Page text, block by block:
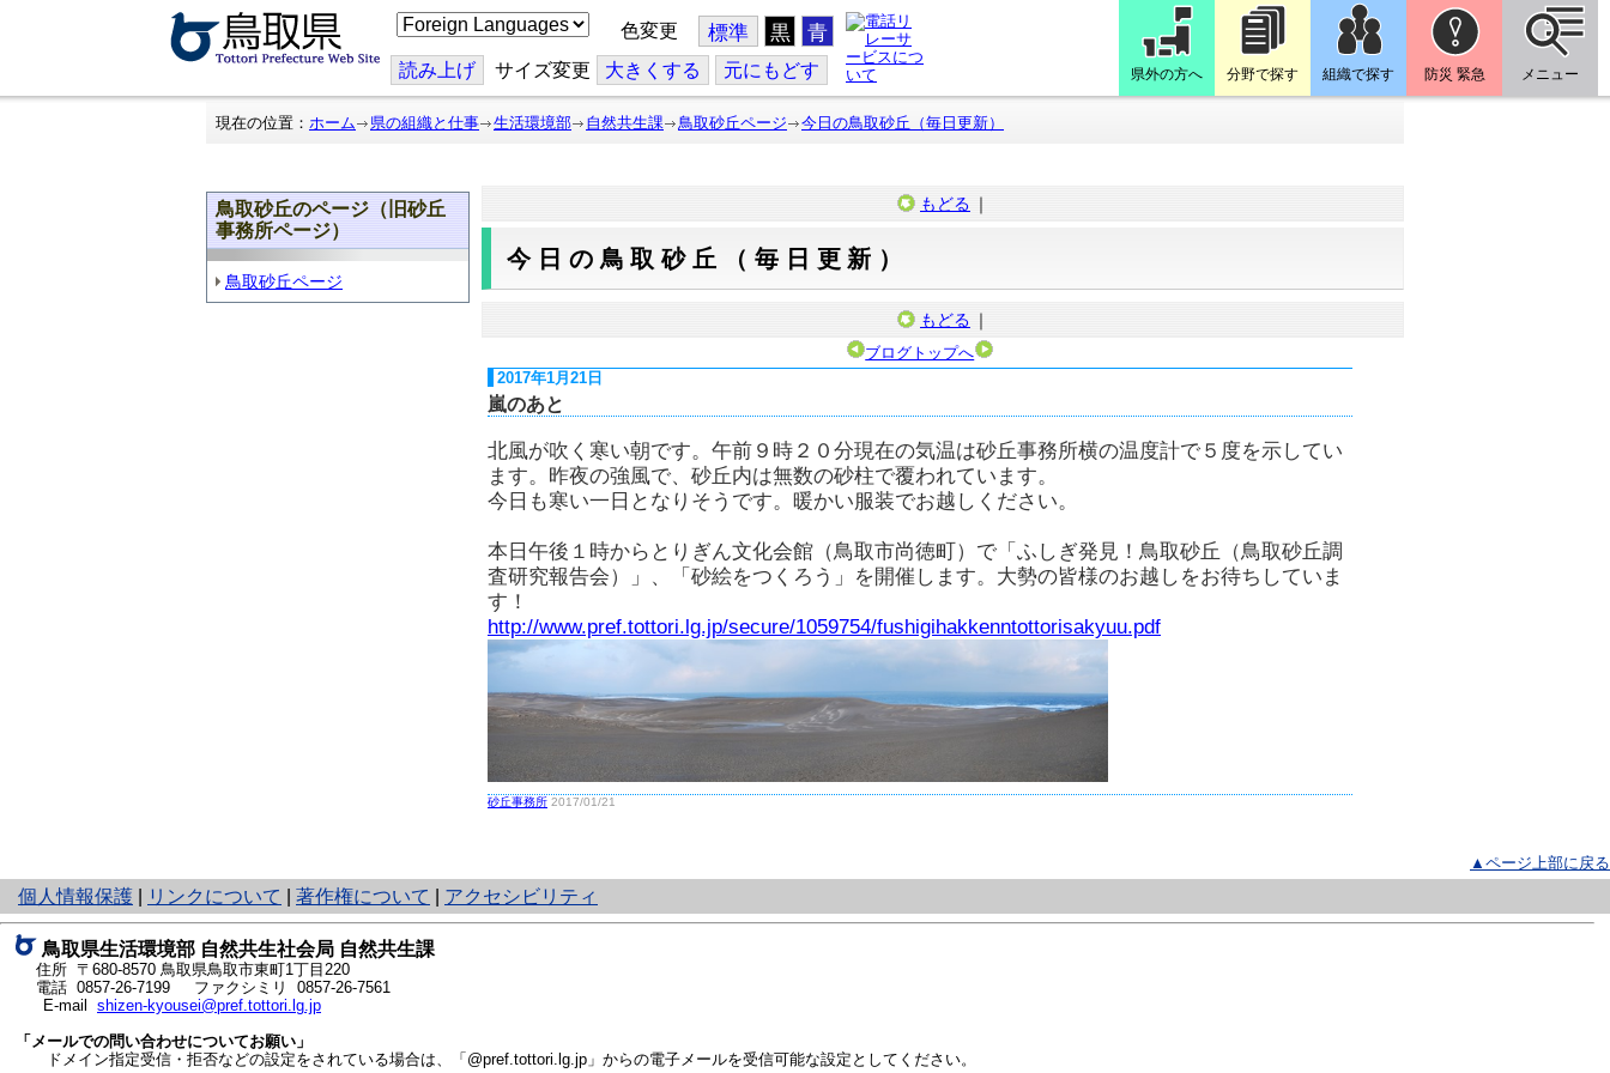
こ
の
ジ
を
翻
色変更 標準 黒 青
読み上げ サイズ変更 大きくする 元にもどす 県外の方へ 分野で探す 組織で探す 防災 緊急 メニュー
現在の位置： ホーム 県の組織と仕事 生活環境部 自然共生課 鳥取砂丘ページ 今日の鳥取砂丘（毎日更新）
鳥取砂丘のページ（旧砂丘
事務所ページ）
鳥取砂丘ページ
もどる ｜
今日の鳥取砂丘（毎日更新）
もどる ｜
ブログトップへ
2017年1月21日
嵐のあと
北風が吹く寒い朝です。午前９時２０分現在の気温は砂丘事務所横の温度計で５度を示してい
ます。昨夜の強風で、砂丘内は無数の砂柱で覆われています。
今日も寒い一日となりそうです。暖かい服装でお越しください。
本日午後１時からとりぎん文化会館（鳥取市尚徳町）で「ふしぎ発見！鳥取砂丘（鳥取砂丘調
査研究報告会）」、「砂絵をつくろう」を開催します。大勢の皆様のお越しをお待ちしていま
す！
http://www.pref.tottori.lg.jp/secure/1059754/fushigihakkenntottorisakyuu.pdf
砂丘事務所 2017/01/21
▲ページ上部に戻る
個人情報保護
と
り
ネ
ッ
ト
へ
の
リンクについて 著作権について アクセシビリティ
鳥取県生活環境部 自然共生社会局 自然共生課
住所 〒680-8570 鳥取県鳥取市東町1丁目220
電話 0857-26-7199
ファクシミリ 0857-26-7561
E-mail shizen-kyousei@pref.tottori.lg.jp
「メールでの問い合わせについてお願い」
ドメイン指定受信・拒否などの設定をされている場合は、「@pref.tottori.lg.jp」からの電子メールを受信可能な設定としてください。